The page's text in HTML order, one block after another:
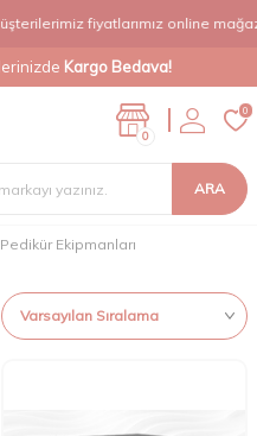
fiyatlarımız online
Kargo Bedava!
ARA
0
0
Ekipmanları